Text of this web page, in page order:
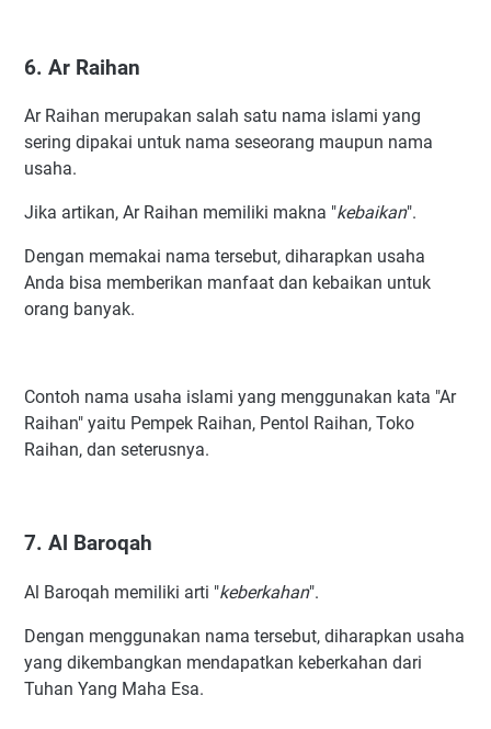
6. Ar Raihan
Ar Raihan merupakan salah satu nama islami yang
sering dipakai untuk nama seseorang maupun nama
usaha.
Jika artikan, Ar Raihan memiliki makna "kebaikan".
Dengan memakai nama tersebut, diharapkan usaha
Anda bisa memberikan manfaat dan kebaikan untuk
orang banyak.
Contoh nama usaha islami yang menggunakan kata "Ar
Raihan" yaitu Pempek Raihan, Pentol Raihan, Toko
Raihan, dan seterusnya.
7. Al Baroqah
Al Baroqah memiliki arti "keberkahan".
Dengan menggunakan nama tersebut, diharapkan usaha
yang dikembangkan mendapatkan keberkahan dari
Tuhan Yang Maha Esa.